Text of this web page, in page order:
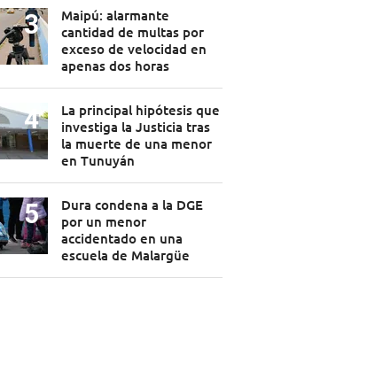
Maipú: alarmante
cantidad de multas por
exceso de velocidad en
apenas dos horas
La principal hipótesis que
investiga la Justicia tras
la muerte de una menor
en Tunuyán
Dura condena a la DGE
por un menor
accidentado en una
escuela de Malargüe